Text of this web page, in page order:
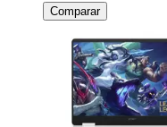
Comparar